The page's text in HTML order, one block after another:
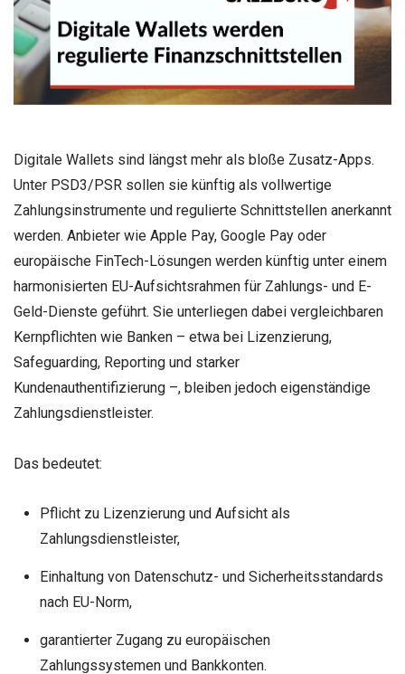
Digitale Wallets sind längst mehr als bloße Zusatz-Apps.
Unter PSD3/PSR sollen sie künftig als vollwertige
Zahlungsinstrumente und regulierte Schnittstellen anerkannt
werden. Anbieter wie Apple Pay, Google Pay oder
europäische FinTech-Lösungen werden künftig unter einem
harmonisierten EU-Aufsichtsrahmen für Zahlungs- und E-
Geld-Dienste geführt. Sie unterliegen dabei vergleichbaren
Kernpflichten wie Banken – etwa bei Lizenzierung,
Safeguarding, Reporting und starker
Kundenauthentifizierung –, bleiben jedoch eigenständige
Zahlungsdienstleister.
Das bedeutet:
Pflicht zu Lizenzierung und Aufsicht als
Zahlungsdienstleister,
Einhaltung von Datenschutz- und Sicherheitsstandards
nach EU-Norm,
garantierter Zugang zu europäischen
Zahlungssystemen und Bankkonten.